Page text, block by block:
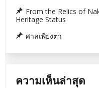
From the Relics of
Heritage Status
ศาลเพียงตา
ความเห็นล่าสุด